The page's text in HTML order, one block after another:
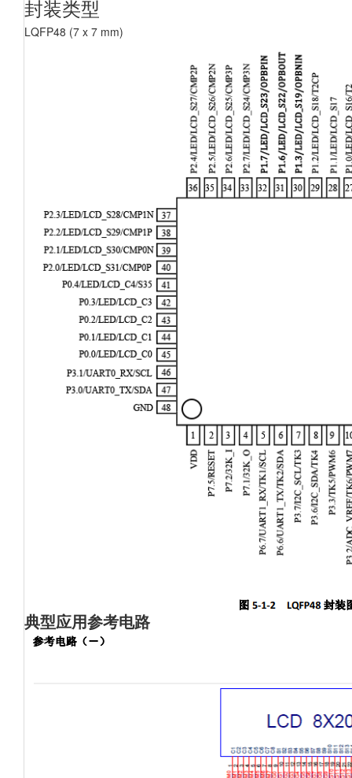
封装类型
LQFP48 (7 x 7 mm)
典型应用参考电路